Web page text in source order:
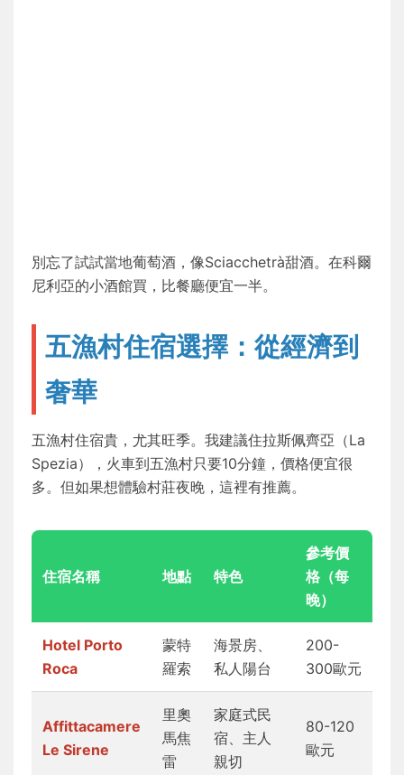
別忘了試試當地葡萄酒，像Sciacchetrà甜酒。在科爾
尼利亞的小酒館買，比餐廳便宜一半。
五漁村住宿選擇：從經濟到
奢華
五漁村住宿貴，尤其旺季。我建議住拉斯佩齊亞（La
Spezia），火車到五漁村只要10分鐘，價格便宜很
多。但如果想體驗村莊夜晚，這裡有推薦。
住宿名稱 地點 特色
參考價
格（每
晚）
Hotel Porto
Roca
蒙特
羅索
海景房、
私人陽台
200-
300歐元
Affittacamere
Le Sirene
里奧
馬焦
雷
家庭式民
宿、主人
親切
80-120
歐元